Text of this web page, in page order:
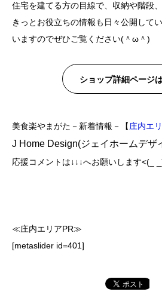
住宅を建てる方の目線で、収納や階段
きっとお役立ちの情報も日々公開して
いますのでぜひご覧ください(＾ω＾)
ショップ詳細ページ
美食楽やまがた－新着情報－【庄内エ
J Home Design(ジェイホームデザ
応援コメントは↓↓↓へお願いします<(_
≪庄内エリアPR≫
[metaslider id=401]